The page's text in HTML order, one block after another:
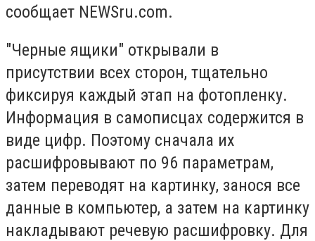
сообщает NEWSru.com.
"Черные ящики" открывали в
присутствии всех сторон, тщательно
фиксируя каждый этап на фотопленку.
Информация в самописцах содержится в
виде цифр. Поэтому сначала их
расшифровывают по 96 параметрам,
затем переводят на картинку, занося все
данные в компьютер, а затем на картинку
накладывают речевую расшифровку. Для